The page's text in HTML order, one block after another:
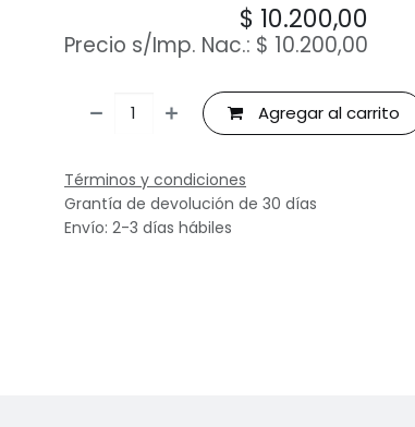
$ 10.200,00
Precio s/Imp. Nac.: $ 10.200,00
Agregar al carrito
Términos y condiciones
Grantía de devolución de 30 días
Envío: 2-3 días hábiles